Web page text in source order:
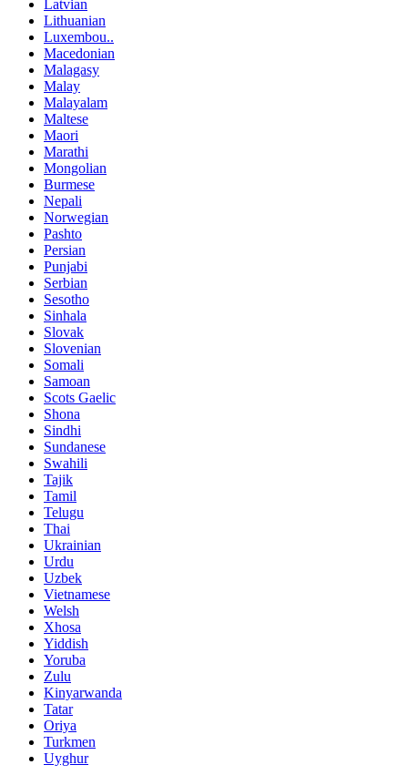
Latvian
Lithuanian
Luxembou..
Macedonian
Malagasy
Malay
Malayalam
Maltese
Maori
Marathi
Mongolian
Burmese
Nepali
Norwegian
Pashto
Persian
Punjabi
Serbian
Sesotho
Sinhala
Slovak
Slovenian
Somali
Samoan
Scots Gaelic
Shona
Sindhi
Sundanese
Swahili
Tajik
Tamil
Telugu
Thai
Ukrainian
Urdu
Uzbek
Vietnamese
Welsh
Xhosa
Yiddish
Yoruba
Zulu
Kinyarwanda
Tatar
Oriya
Turkmen
Uyghur